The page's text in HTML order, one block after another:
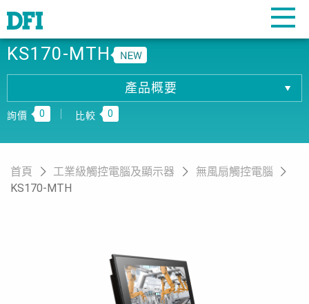
KS170-MTH
產品概要
產品概要
相關下載
訂購資訊
詢價 0 比較 0
首頁 工業級觸控電腦及顯示器
無風扇觸控電腦
KS170-MTH